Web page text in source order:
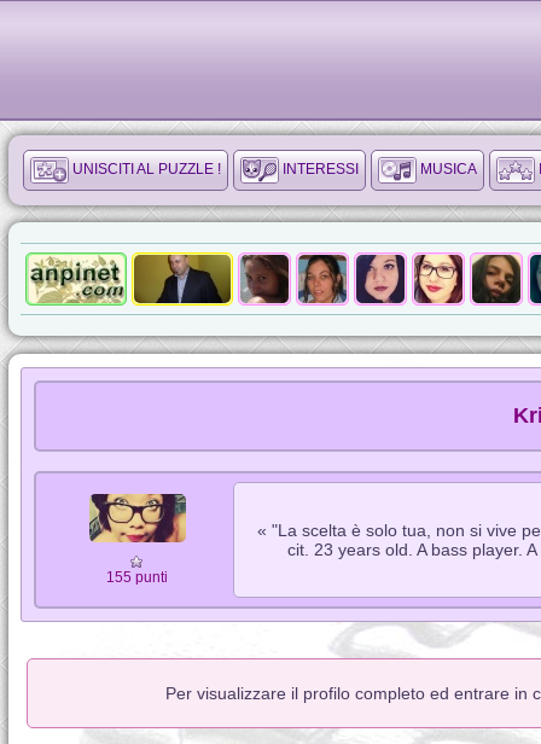
UNISCITI AL PUZZLE ! INTERESSI MUSICA
155 punti
« "La scelta è solo tua, non si vive
cit. 23 years old. A bass player.
Per visualizzare il profilo completo ed entrare in